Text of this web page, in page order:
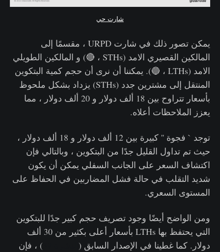
شارت حي
يمكن تصور ذلك في شارت URPD ، مقسمًا إلى
المالكين القصيري الامد (STHs ، 🔴) و المالكين الطويلي
الامد (LTHs ، 🔵). يمكننا أن نرى أن حجم كمية البتكوين
المنتقل إلى مشترين جدد (STHs) يزداد بشكل ملحوظ
بأسعار تتراوح بين 18 ألف دولار و 20 ألف دولار ، مما
يعزز الملاحظات أعلاه.
توجد ` فجوة '' كبيرة بين 12 ألف دولار و 18 ألف دولار ،
حيث تم تداول القليل جدًا من البتكوين ، وبالتالي فإن
اكتشاف السعر على الجانب السفلي يمكن أن يكون
شديد التقلب في حالة فشل المضاربين في الحفاظ على
المستوى السعري.
ومن الواضح أيضًا وجود تصريف حجم كبير جدًا للبتكوين
التي يحتفظ بها LTHs بأسعار أعلى بكثير من 30 ألف
دولار. كما غطينا في الإصدار السابق (
) ، فإن